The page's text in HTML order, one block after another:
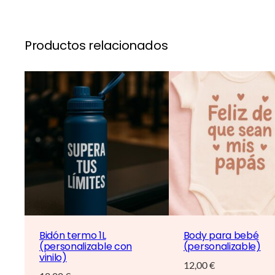
Productos relacionados
Bidón termo 1L
(personalizable con
vinilo)
Body para bebé
(personalizable)
12,00€